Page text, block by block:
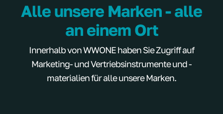
Alle unsere Marken - alle
an einem Ort
Innerhalb von WWONE haben Sie Zugriff auf
Marketing- und Vertriebsinstrumente und -
materialien für alle unsere Marken.